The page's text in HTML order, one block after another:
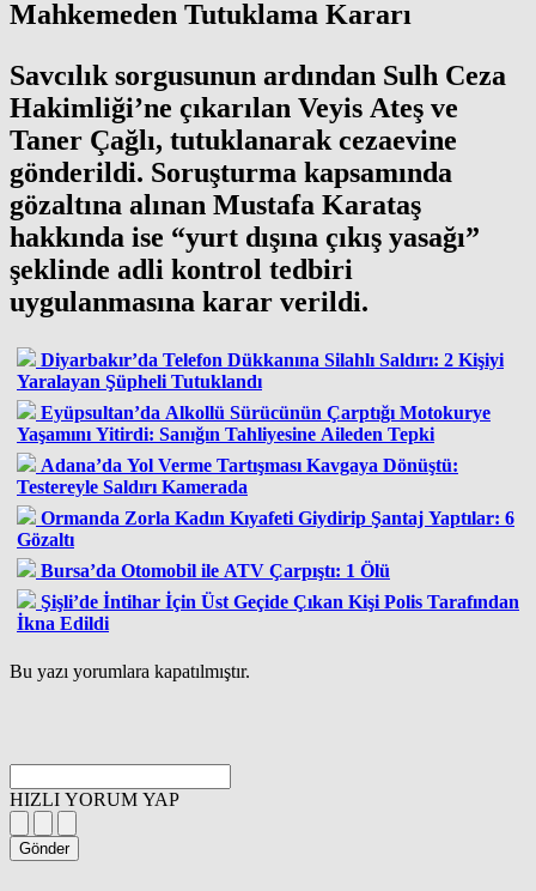
Mahkemeden Tutuklama Kararı
Savcılık sorgusunun ardından Sulh Ceza
Hakimliği’ne çıkarılan Veyis Ateş ve
Taner Çağlı, tutuklanarak cezaevine
gönderildi. Soruşturma kapsamında
gözaltına alınan Mustafa Karataş
hakkında ise “yurt dışına çıkış yasağı”
şeklinde adli kontrol tedbiri
uygulanmasına karar verildi.
Diyarbakır’da Telefon Dükkanına Silahlı Saldırı: 2 Kişiyi
Yaralayan Şüpheli Tutuklandı
Eyüpsultan’da Alkollü Sürücünün Çarptığı Motokurye
Yaşamını Yitirdi: Sanığın Tahliyesine Aileden Tepki
Adana’da Yol Verme Tartışması Kavgaya Dönüştü:
Testereyle Saldırı Kamerada
Ormanda Zorla Kadın Kıyafeti Giydirip Şantaj Yaptılar: 6
Gözaltı
Bursa’da Otomobil ile ATV Çarpıştı: 1 Ölü
Şişli’de İntihar İçin Üst Geçide Çıkan Kişi Polis Tarafından
İkna Edildi
Bu yazı yorumlara kapatılmıştır.
HIZLI YORUM YAP
Gönder